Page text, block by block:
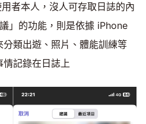
者本人，沒人可存取日誌的內
」的功能，則是依據 iPhone
類出遊、照片、體能訓練等
記錄在日誌上